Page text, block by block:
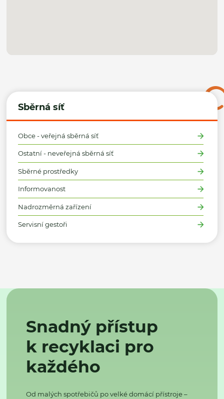
Sběrná síť
Obce - veřejná sběrná síť
Ostatní - neveřejná sběrná síť
Sběrné prostředky
Informovanost
Nadrozměrná zařízení
Servisní gestoři
Snadný přístup
k recyklaci pro
každého
Od malých spotřebičů po velké domácí přístroje –